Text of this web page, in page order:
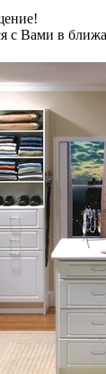
с Вами в